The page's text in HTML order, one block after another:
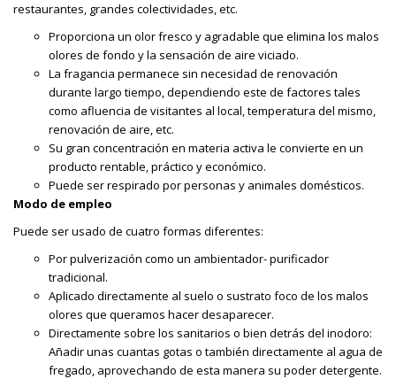
restaurantes, grandes colectividades, etc.
Proporciona un olor fresco y agradable que elimina los malos
olores de fondo y la sensación de aire viciado.
La fragancia permanece sin necesidad de renovación
durante largo tiempo, dependiendo este de factores tales
como afluencia de visitantes al local, temperatura del mismo,
renovación de aire, etc.
Su gran concentración en materia activa le convierte en un
producto rentable, práctico y económico.
Puede ser respirado por personas y animales domésticos.
Modo de empleo
Puede ser usado de cuatro formas diferentes:
Por pulverización como un ambientador- purificador
tradicional.
Aplicado directamente al suelo o sustrato foco de los malos
olores que queramos hacer desaparecer.
Directamente sobre los sanitarios o bien detrás del inodoro:
Añadir unas cuantas gotas o también directamente al agua de
fregado, aprovechando de esta manera su poder detergente.